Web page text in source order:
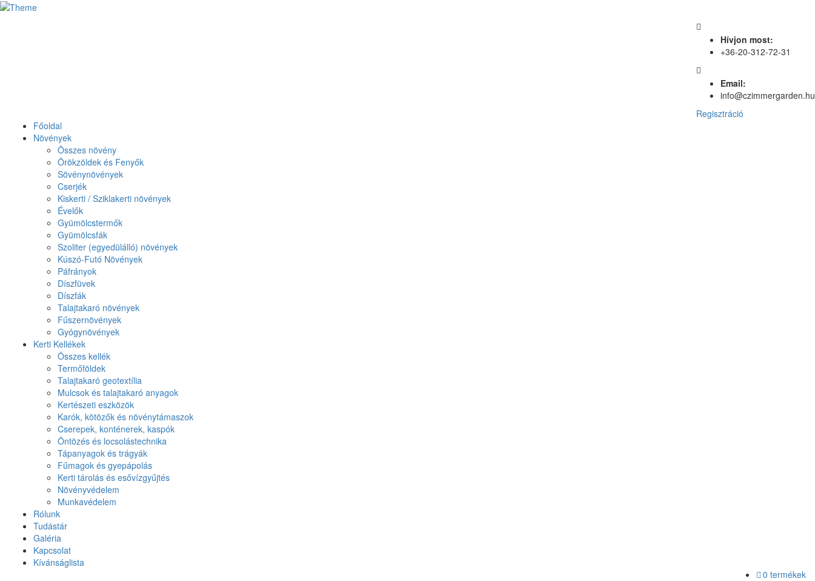
Hívjon most:
+36-20-312-72-31
Email:
info@czimmergarden.hu
Regisztráció
Főoldal
Növények
Összes növény
Örökzöldek és Fenyők
Sövénynövények
Cserjék
Kiskerti / Sziklakerti növények
Évelők
Gyümölcstermők
Gyümölcsfák
Szoliter (egyedülálló) növények
Kúszó-Futó Növények
Páfrányok
Díszfüvek
Díszfák
Talajtakaró növények
Fűszernövények
Gyógynövények
Kerti Kellékek
Összes kellék
Termőföldek
Talajtakaró geotextília
Mulcsok és talajtakaró anyagok
Kertészeti eszközök
Karók, kötözők és növénytámaszok
Cserepek, konténerek, kaspók
Öntözés és locsolástechnika
Tápanyagok és trágyák
Fűmagok és gyepápolás
Kerti tárolás és esővízgyűjtés
Növényvédelem
Munkavédelem
Rólunk
Tudástár
Galéria
Kapcsolat
Kívánságlista
0 termékek